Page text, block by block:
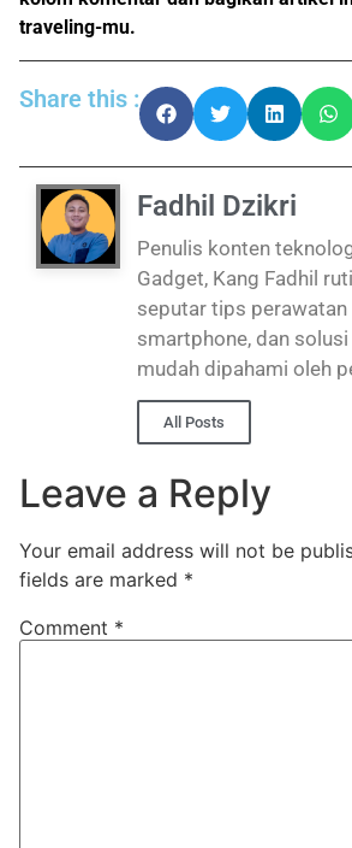
traveling-mu.
Share this :
Fadhil Dzikri
Penulis konten
Gadget, Kang Fadhil
seputar tips perawatan
smartphone, dan
mudah dipahami oleh
All Posts
Leave a Reply
Your email address will not be
fields are marked *
Comment *